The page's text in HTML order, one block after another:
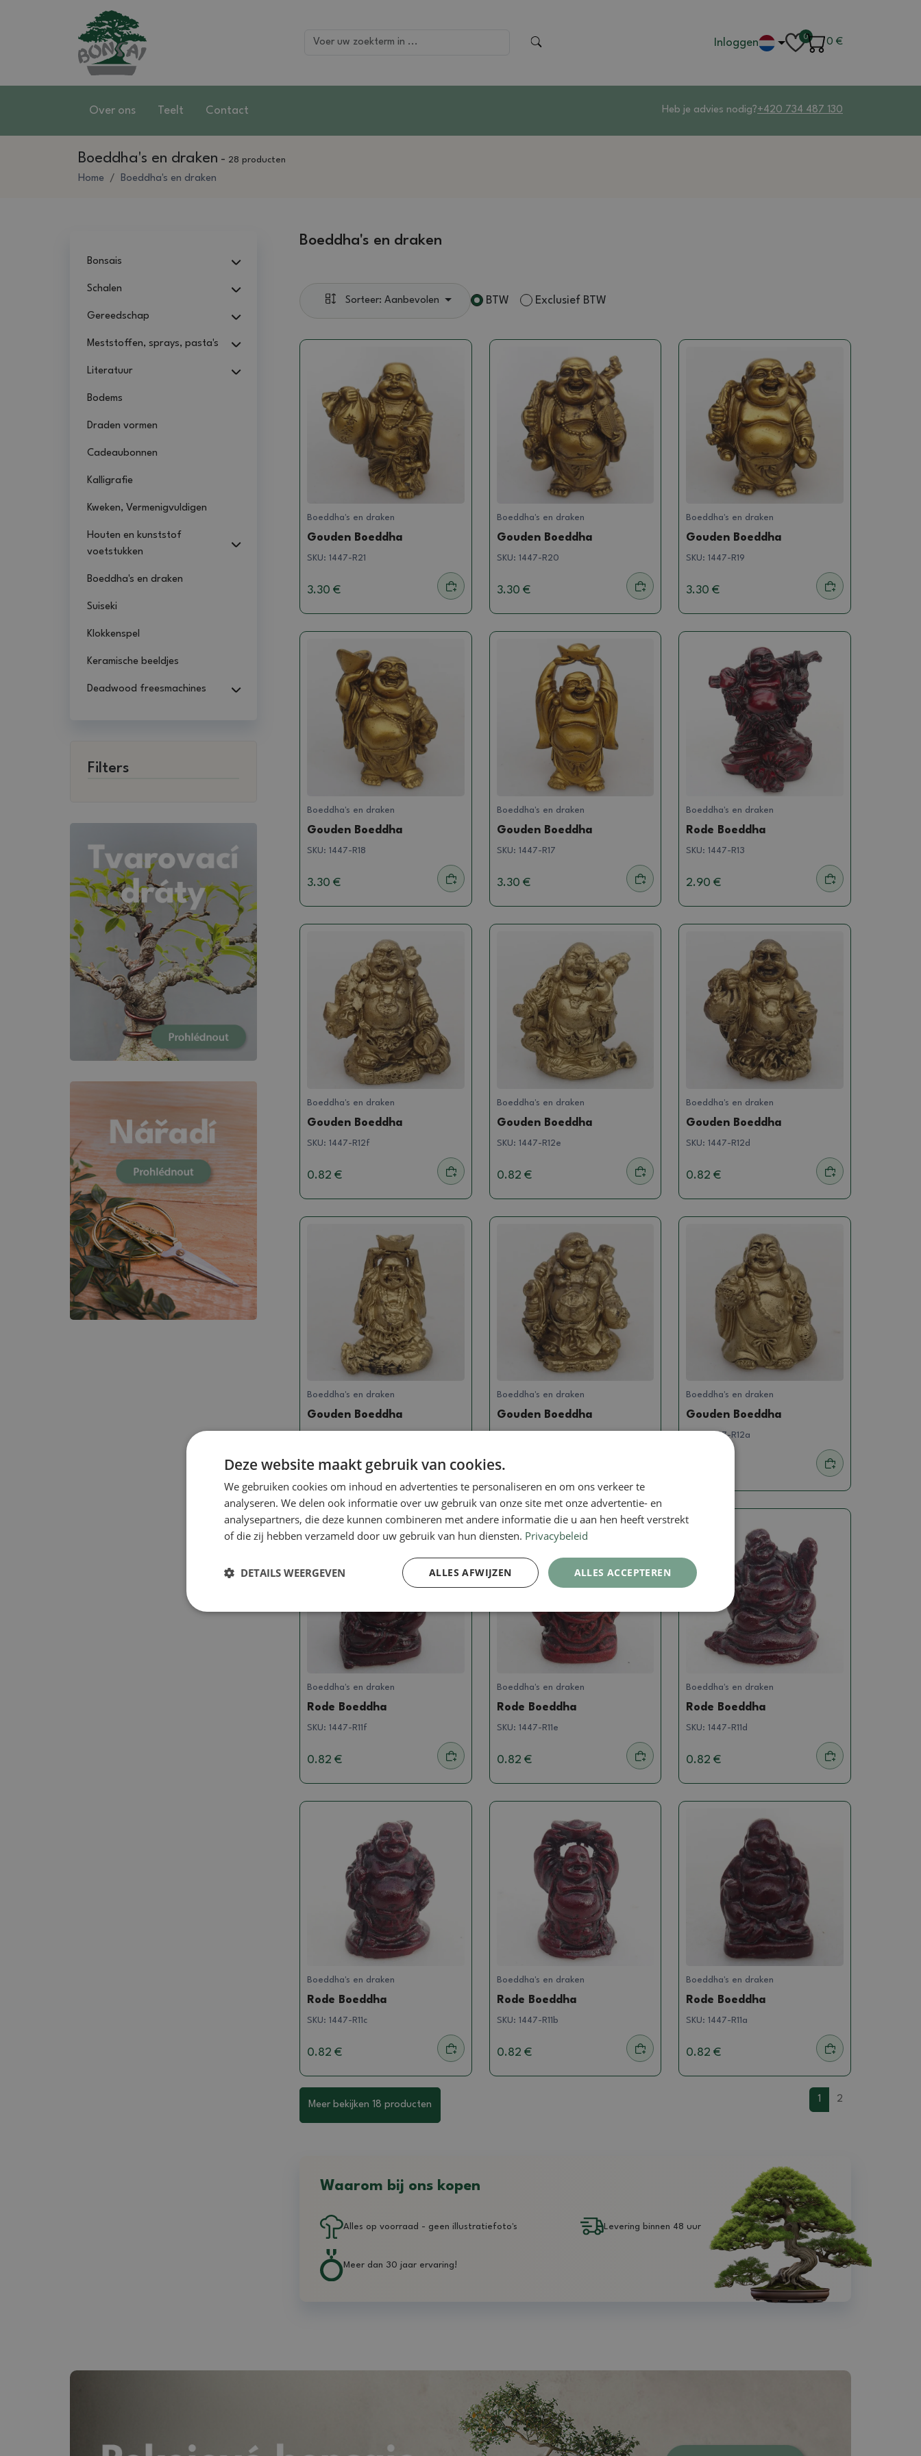
Inloggen 0
0 €
Over ons Teelt Contact Heb je advies nodig?+420 734 487 130
Boeddha's en draken - 28 producten
Home Boeddha's en draken
Bonsais
Schalen
Gereedschap
Meststoffen, sprays, pasta's
Literatuur
Bodems
Draden vormen
Cadeaubonnen
Kalligrafie
Kweken, Vermenigvuldigen
Houten en kunststof
voetstukken
Boeddha's en draken
Suiseki
Klokkenspel
Keramische beeldjes
Deadwood freesmachines
Filters
Boeddha's en draken
Sorteer: Aanbevolen BTW Exclusief BTW
Boeddha's en draken
Gouden Boeddha
SKU: 1447-R21
3.30 €
Boeddha's en draken
Gouden Boeddha
SKU: 1447-R20
3.30 €
Boeddha's en draken
Gouden Boeddha
SKU:1447-R19
3.30 €
Boeddha's en draken
Gouden Boeddha
SKU: 1447-R18
3.30 €
Boeddha's en draken
Gouden Boeddha
SKU: 1447-R17
3.30 €
Boeddha's en draken
Rode Boeddha
SKU:1447-R13
2.90 €
Boeddha's en draken
Gouden Boeddha
SKU: 1447-R12f
0.82 €
Boeddha's en draken
Gouden Boeddha
SKU: 1447-R12e
0.82 €
Boeddha's en draken
Gouden Boeddha
SKU:1447-R12d
0.82 €
Boeddha's en draken
Gouden Boeddha
0.82 €
Boeddha's en draken
Gouden Boeddha
0.82 €
Boeddha's en draken
Gouden Boeddha
1447-R12a
Boeddha's en draken
Rode Boeddha
SKU: 1447-R11f
0.82 €
Boeddha's en draken
Rode Boeddha
SKU: 1447-R11e
0.82 €
Boeddha's en draken
Rode Boeddha
SKU:1447-R11d
0.82 €
Boeddha's en draken
Rode Boeddha
SKU: 1447-R11c
0.82 €
Boeddha's en draken
Rode Boeddha
SKU: 1447-R11b
0.82 €
Boeddha's en draken
Rode Boeddha
SKU:1447-R11a
0.82 €
Meer bekijken 18 producten
1 2
Waarom bij ons kopen
Alles op voorraad - geen illustratiefoto's Levering binnen 48 uur
Meer dan 30 jaar ervaring!
Deze website maakt gebruik van cookies.
We gebruiken cookies om inhoud en advertenties te personaliseren en om ons verkeer te
analyseren. We delen ook informatie over uw gebruik van onze site met onze advertentie- en
analysepartners, die deze kunnen combineren met andere informatie die u aan hen heeft verstrekt
of die zij hebben verzameld door uw gebruik van hun diensten. Privacybeleid
ALLES ACCEPTEREN
ALLES AFWIJZEN
DETAILS WEERGEVEN